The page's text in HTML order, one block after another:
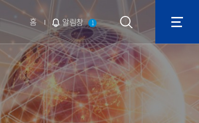
홈 알림창 1